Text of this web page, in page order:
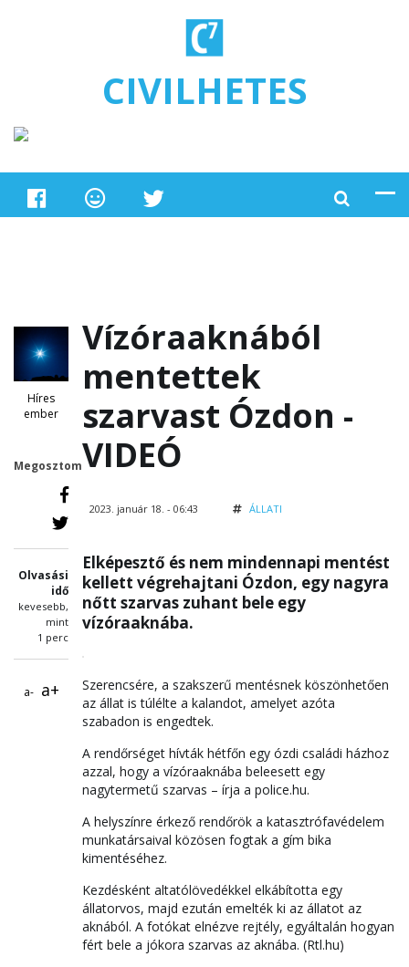
CIVILHETES
Híres
ember
Megosztom
Olvasási
idő
kevesebb,
mint
1 perc
a- a+
Vízóraaknából
mentettek
szarvast Ózdon -
VIDEÓ
2023. január 18. - 06:43 ÁLLATI
Elképesztő és nem mindennapi mentést
kellett végrehajtani Ózdon, egy nagyra
nőtt szarvas zuhant bele egy
vízóraaknába.
Szerencsére, a szakszerű mentésnek köszönhetően
az állat is túlélte a kalandot, amelyet azóta
szabadon is engedtek.
A rendőrséget hívták hétfőn egy ózdi családi házhoz
azzal, hogy a vízóraaknába beleesett egy
nagytermetű szarvas – írja a police.hu.
A helyszínre érkező rendőrök a katasztrófavédelem
munkatársaival közösen fogtak a gím bika
kimentéséhez.
Kezdésként altatólövedékkel elkábította egy
állatorvos, majd ezután emelték ki az állatot az
aknából. A fotókat elnézve rejtély, egyáltalán hogyan
fért bele a jókora szarvas az aknába. (Rtl.hu)